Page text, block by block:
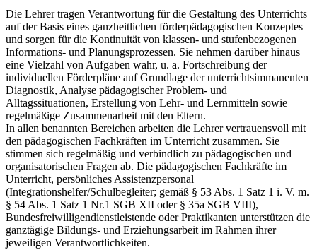
Die Lehrer tragen Verantwortung für die Gestaltung des Unterrichts
auf der Basis eines ganzheitlichen förderpädagogischen Konzeptes
und sorgen für die Kontinuität von klassen- und stufenbezogenen
Informations- und Planungsprozessen. Sie nehmen darüber hinaus
eine Vielzahl von Aufgaben wahr, u. a. Fortschreibung der
individuellen Förderpläne auf Grundlage der unterrichtsimmanenten
Diagnostik, Analyse pädagogischer Problem- und
Alltagssituationen, Erstellung von Lehr- und Lernmitteln sowie
regelmäßige Zusammenarbeit mit den Eltern.
In allen benannten Bereichen arbeiten die Lehrer vertrauensvoll mit
den pädagogischen Fachkräften im Unterricht zusammen. Sie
stimmen sich regelmäßig und verbindlich zu pädagogischen und
organisatorischen Fragen ab. Die pädagogischen Fachkräfte im
Unterricht, persönliches Assistenzpersonal
(Integrationshelfer/Schulbegleiter; gemäß § 53 Abs. 1 Satz 1 i. V. m.
§ 54 Abs. 1 Satz 1 Nr.1 SGB XII oder § 35a SGB VIII),
Bundesfreiwilligendienstleistende oder Praktikanten unterstützen die
ganztägige Bildungs- und Erziehungsarbeit im Rahmen ihrer
jeweiligen Verantwortlichkeiten.